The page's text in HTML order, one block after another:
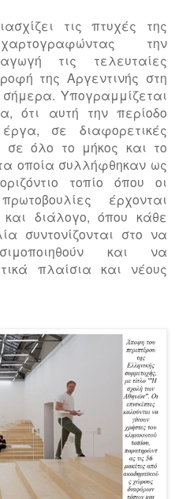
τις πτυχές της
την
τις τελευταίες
της Αργεντινής στη
Υπογραμμίζεται
ότι αυτή την περίοδο
σε διαφορετικές
όλο το μήκος και το
οποία συλλήφθηκαν ως
τοπίο όπου οι
έρχονται
διάλογο, όπου κάθε
συντονίζονται στο να
και να
πλαίσια και νέους